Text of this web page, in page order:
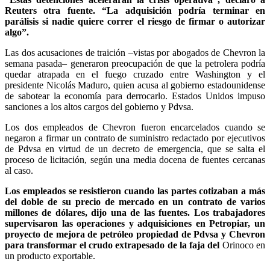
Reuters otra fuente. “La adquisición podría terminar en
parálisis si nadie quiere correr el riesgo de firmar o autorizar
algo”.
Las dos acusaciones de traición –vistas por abogados de Chevron la
semana pasada– generaron preocupación de que la petrolera podría
quedar atrapada en el fuego cruzado entre Washington y el
presidente Nicolás Maduro, quien acusa al gobierno estadounidense
de sabotear la economía para derrocarlo. Estados Unidos impuso
sanciones a los altos cargos del gobierno y Pdvsa.
Los dos empleados de Chevron fueron encarcelados cuando se
negaron a firmar un contrato de suministro redactado por ejecutivos
de Pdvsa en virtud de un decreto de emergencia, que se salta el
proceso de licitación, según una media docena de fuentes cercanas
al caso.
Los empleados se resistieron cuando las partes cotizaban a más
del doble de su precio de mercado en un contrato de varios
millones de dólares, dijo una de las fuentes. Los trabajadores
supervisaron las operaciones y adquisiciones en Petropiar, un
proyecto de mejora de petróleo propiedad de Pdvsa y Chevron
para transformar el crudo extrapesado de la faja del Orinoco en
un producto exportable.